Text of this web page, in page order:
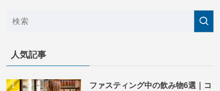
人気記事
ファスティング中の飲み物6選｜コ